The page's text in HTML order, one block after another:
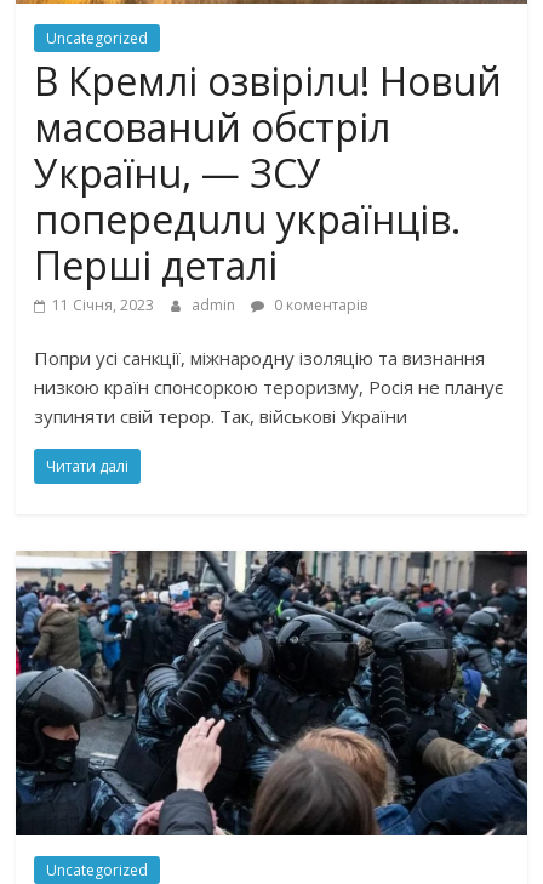
Uncategorized
В Кремлі озвірілu! Новuй
масованuй обстріл
Українu, — ЗСУ
попередuлu українців.
Перші деталі
11 Січня, 2023 admin 0 коментарів
Попри усі санкції, міжнародну ізоляцію та визнання
низкою країн спонсоркою тероризму, Росія не планує
зупиняти свій терор. Так, військові України
Читати далі
Uncategorized